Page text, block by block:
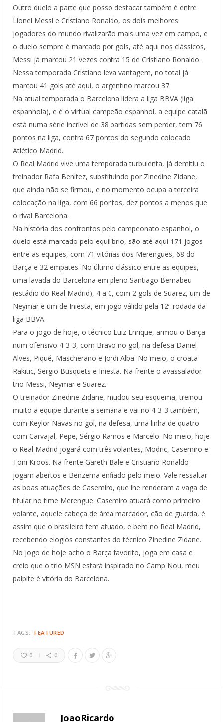
Outro duelo a parte que posso destacar também é entre
Lionel Messi e Cristiano Ronaldo, os dois melhores
jogadores do mundo rivalizarão mais uma vez em campo, e
o duelo sempre é marcado por gols, até aqui nos clássicos,
Messi já marcou 21 vezes contra 15 de Cristiano Ronaldo.
Nessa temporada Cristiano leva vantagem, no total já
marcou 41 gols até aqui, o argentino marcou 37.
Na atual temporada o Barcelona lidera a liga BBVA (liga
espanhola), e é o virtual campeão espanhol, a equipe catalã
está numa série incrível de 38 partidas sem perder, tem 76
pontos na liga, contra 67 pontos do segundo colocado
Atlético Madrid.
O Real Madrid vive uma temporada turbulenta, já demitiu o
treinador Rafa Benitez, substituindo por Zinedine Zidane,
que ainda não se firmou, e no momento ocupa a terceira
colocação na liga, com 66 pontos, dez pontos a menos que
o rival Barcelona.
Na história dos confrontos pelo campeonato espanhol, o
duelo está marcado pelo equilíbrio, são até aqui 171 jogos
entre as equipes, com 71 vitórias dos Merengues, 68 do
Barça e 32 empates. No último clássico entre as equipes,
uma lavada do Barcelona em pleno Santiago Bernabeu
(estádio do Real Madrid), 4 a 0, com 2 gols de Suarez, um de
Neymar e um de Iniesta, em jogo válido pela 12ª rodada da
liga BBVA.
Para o jogo de hoje, o técnico Luiz Enrique, armou o Barça
num ofensivo 4-3-3, com Bravo no gol, na defesa Daniel
Alves, Piqué, Mascherano e Jordi Alba. No meio, o croata
Rakitic, Sergio Busquets e Iniesta. Na frente o avassalador
trio Messi, Neymar e Suarez.
O treinador Zinedine Zidane, mudou seu esquema, treinou
muito a equipe durante a semana e vai no 4-3-3 também,
com Keylor Navas no gol, na defesa, uma linha de quatro
com Carvajal, Pepe, Sérgio Ramos e Marcelo. No meio, hoje
o Real Madrid jogará com três volantes, Modric, Casemiro e
Toni Kroos. Na frente Gareth Bale e Cristiano Ronaldo
jogam abertos e Benzema enfiado pelo meio. Vale ressaltar
as boas atuações de Casemiro, que lhe renderam a vaga de
titular no time Merengue. Casemiro atuará como primeiro
volante, aquele cabeça de área marcador, cão de guarda, é
assim que o brasileiro tem atuado, e bem no Real Madrid,
recebendo elogios constantes do técnico Zinedine Zidane.
No jogo de hoje acho o Barça favorito, joga em casa e
creio que o trio MSN estará inspirado no Camp Nou, meu
palpite é vitória do Barcelona.
TAGS: FEATURED
0 0
JoaoRicardo